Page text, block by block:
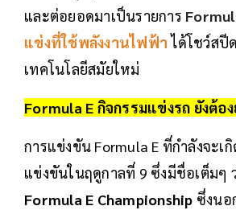
และต่อยอดมาเป็นรายการ
แข่งที่ใช้พลังงานไฟฟ้าได้โชว์สปี
เทคโนโลยีสมัยใหม่
Formula E กิจกรรมแข่งรถ ยังต้อ
การแข่งขัน Formula E ที่กำลังจะเ
แข่งขันในฤดูกาลที่ 9 ซึ่งมีชื่อเต็มๆ
Formula E Championship ซึ่งนอ